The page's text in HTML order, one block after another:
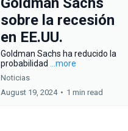
sobre la recesión
en EE.UU.
Goldman Sachs ha reducido la
probabilidad
...more
Noticias
August 19, 2024 • 1 min read